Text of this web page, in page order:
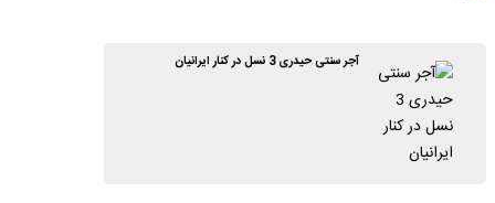
آجر سنتی حیدری 3 نسل در کنار ایرانیان